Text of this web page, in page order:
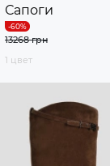
Сапоги
13268 грн
1 цвет